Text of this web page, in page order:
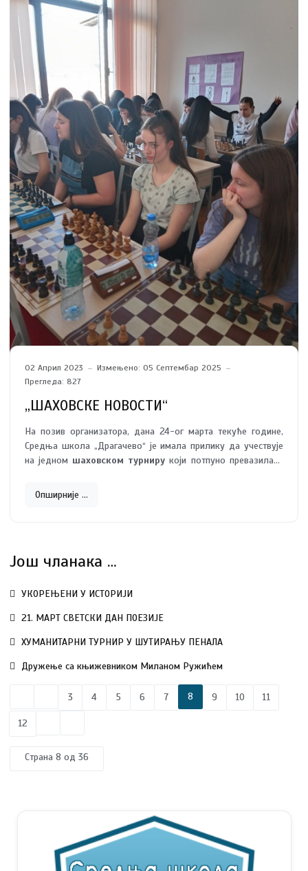
02 Април 2023
Измењено: 05 Септембар 2025
Прегледа: 827
„ШАХОВСКЕ НОВОСТИ“
На позив организатора, дана 24-ог марта текуће године,
Средња школа „Драгачево“ је имала прилику да учествује
на једном шаховском турниру који потпуно превазилази
Опширније …
Још чланака …
УКОРЕЊЕНИ У ИСТОРИЈИ
21. МАРТ СВЕТСКИ ДАН ПОЕЗИЈЕ
ХУМАНИТАРНИ ТУРНИР У ШУТИРАЊУ ПЕНАЛА
Дружење са књижевником Миланом Ружићем
3 4 5 6 7 8 9 10 11
12
Страна 8 од 36